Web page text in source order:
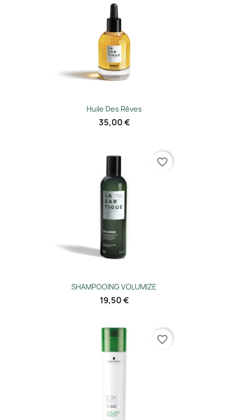
Huile Des Rêves
35,00 €
SHAMPOOING VOLUMIZE
19,50 €
favorite_border
favorite_border